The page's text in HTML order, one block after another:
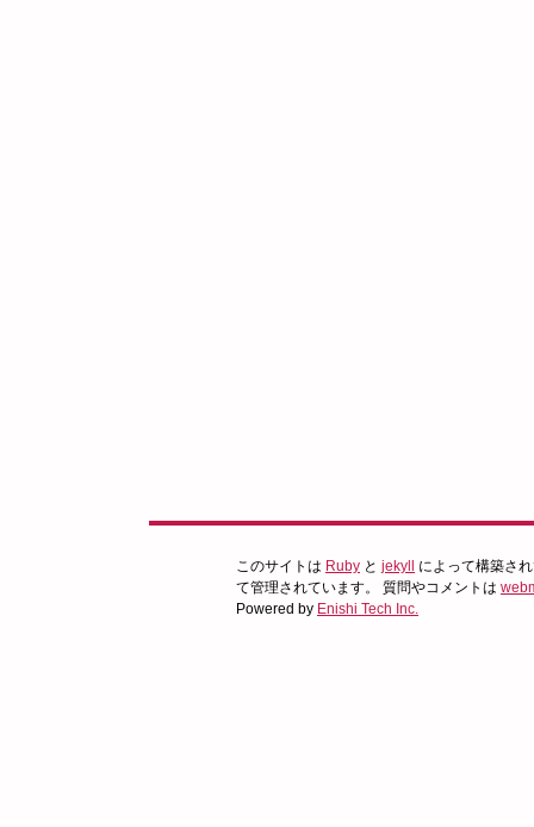
このサイトは Ruby と jekyll
によって構築さ
て管理されています。 質問やコメントは
Powered by Enishi Tech Inc.